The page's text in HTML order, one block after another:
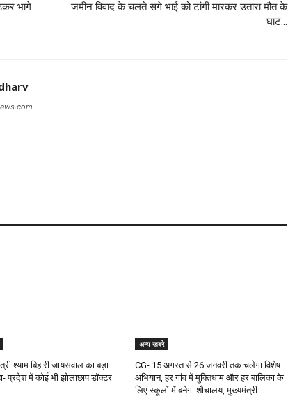
भागे
जमीन विवाद के चलते सगे भाई को टांगी मारकर उतारा मौत के
घाट…
श्याम बिहारी जायसवाल का बड़ा
प्रदेश में कोई भी झोलाछाप डॉक्टर
अन्य खबरे
CG- 15 अगस्त से 26 जनवरी तक चलेगा विशेष
अभियान, हर गांव में मुक्तिधाम और हर बालिका के
लिए स्कूलों में बनेगा शौचालय, मुख्यमंत्री...